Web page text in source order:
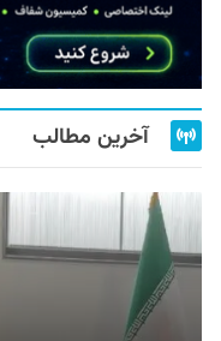
آخرین مطالب